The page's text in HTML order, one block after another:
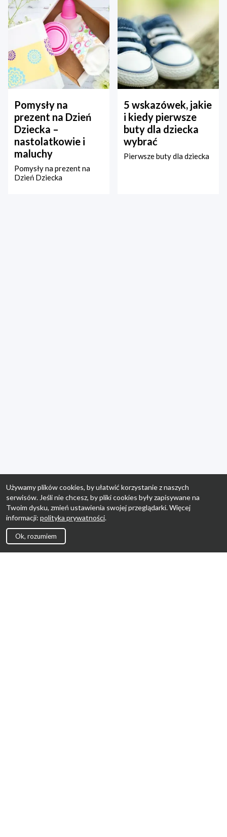
Pomysły na
prezent na Dzień
Dziecka –
nastolatkowie i
maluchy
Pomysły na prezent na
Dzień Dziecka
5 wskazówek, jakie
i kiedy pierwsze
buty dla dziecka
wybrać
Pierwsze buty dla dziecka
Używamy plików cookies, by ułatwić korzystanie z naszych
serwisów. Jeśli nie chcesz, by pliki cookies były zapisywane na
Twoim dysku, zmień ustawienia swojej przeglądarki. Więcej
informacji: polityka prywatności.
Ok, rozumiem